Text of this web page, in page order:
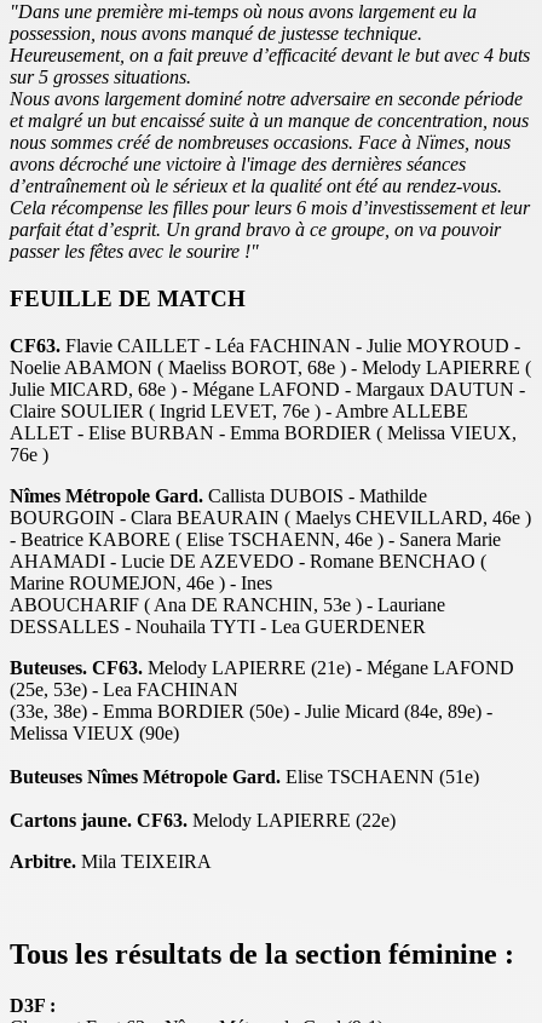
"Dans une première mi-temps où nous avons largement eu la
possession, nous avons manqué de justesse technique.
Heureusement, on a fait preuve d’efficacité devant le butavec 4 buts
sur 5 grosses situations.
Nous avons largement dominé notre adversaire en seconde période
et malgré un butencaissé suite à un manque de concentration, nous
nous sommes créé de nombreuses occasions. Face à Nïmes, nous
avons décroché une victoire à l'image des dernières séances
d’entraînement où le sérieux et la qualité ont été au rendez-vous.
Cela récompense les filles pour leurs 6 mois d’investissement et leur
parfait état d’esprit. Un grand bravo à ce groupe, on va pouvoir
passer les fêtes avec le sourire !"
FEUILLE DE MATCH
CF63. Flavie CAILLET - Léa FACHINAN - Julie MOYROUD -
Noelie ABAMON ( Maeliss BOROT, 68e ) - Melody LAPIERRE (
Julie MICARD, 68e ) - Mégane LAFOND - Margaux DAUTUN -
Claire SOULIER ( Ingrid LEVET, 76e ) - Ambre ALLEBE
ALLET - Elise BURBAN - Emma BORDIER ( Melissa VIEUX,
76e )
Nîmes Métropole Gard. Callista DUBOIS - Mathilde
BOURGOIN - Clara BEAURAIN ( Maelys CHEVILLARD, 46e )
- Beatrice KABORE ( Elise TSCHAENN, 46e ) - Sanera Marie
AHAMADI - Lucie DE AZEVEDO - Romane BENCHAO (
Marine ROUMEJON, 46e ) - Ines
ABOUCHARIF ( Ana DE RANCHIN, 53e ) - Lauriane
DESSALLES - Nouhaila TYTI - Lea GUERDENER
Buteuses. CF63. Melody LAPIERRE (21e) - Mégane LAFOND
(25e, 53e) - Lea FACHINAN
(33e, 38e) - Emma BORDIER (50e) - Julie Micard (84e, 89e) -
Melissa VIEUX (90e)
Buteuses Nîmes Métropole Gard. Elise TSCHAENN (51e)
Cartons jaune. CF63. Melody LAPIERRE (22e)
Arbitre. Mila TEIXEIRA
Tous les résultats de la section féminine :
D3F :